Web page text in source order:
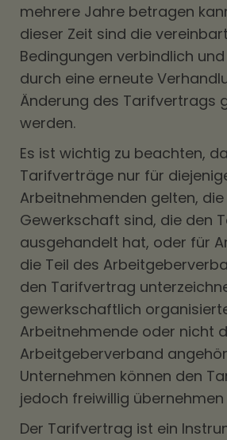
mehrere Jahre betragen
dieser Zeit sind die
Bedingungen verbindlich
durch eine erneute
Änderung des Tarifvertrags
werden.
Es ist wichtig zu beachten,
Tarifverträge nur für
Arbeitnehmenden gelten, die
Gewerkschaft sind, die den
ausgehandelt hat, oder für
die Teil des
den Tarifvertrag
gewerkschaftlich
Arbeitnehmende oder nicht
Arbeitgeberverband
Unternehmen können den
jedoch freiwillig
Der Tarifvertrag ist ein